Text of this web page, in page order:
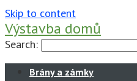
Skip to content
Výstavba domů
Search:
Brány a zámky